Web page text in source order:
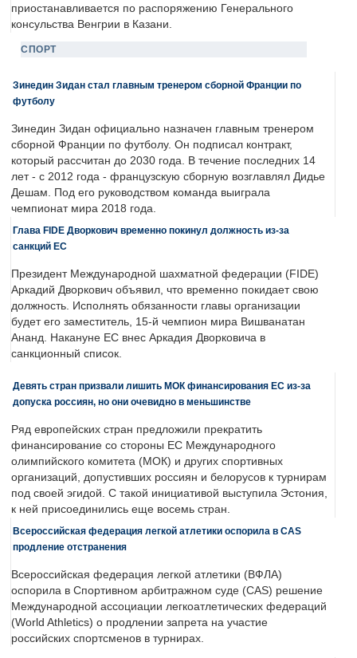
приостанавливается по распоряжению Генерального
консульства Венгрии в Казани.
СПОРТ
Зинедин Зидан стал главным тренером сборной Франции по
футболу
Зинедин Зидан официально назначен главным тренером
сборной Франции по футболу. Он подписал контракт,
который рассчитан до 2030 года. В течение последних 14
лет - с 2012 года - французскую сборную возглавлял Дидье
Дешам. Под его руководством команда выиграла
чемпионат мира 2018 года.
Глава FIDE Дворкович временно покинул должность из-за
санкций ЕС
Президент Международной шахматной федерации (FIDE)
Аркадий Дворкович объявил, что временно покидает свою
должность. Исполнять обязанности главы организации
будет его заместитель, 15-й чемпион мира Вишванатан
Ананд. Накануне ЕС внес Аркадия Дворковича в
санкционный список.
Девять стран призвали лишить МОК финансирования ЕС из-за
допуска россиян, но они очевидно в меньшинстве
Ряд европейских стран предложили прекратить
финансирование со стороны ЕС Международного
олимпийского комитета (МОК) и других спортивных
организаций, допустивших россиян и белорусов к турнирам
под своей эгидой. С такой инициативой выступила Эстония,
к ней присоединились еще восемь стран.
Всероссийская федерация легкой атлетики оспорила в CAS
продление отстранения
Всероссийская федерация легкой атлетики (ВФЛА)
оспорила в Спортивном арбитражном суде (CAS) решение
Международной ассоциации легкоатлетических федераций
(World Athletics) о продлении запрета на участие
российских спортсменов в турнирах.